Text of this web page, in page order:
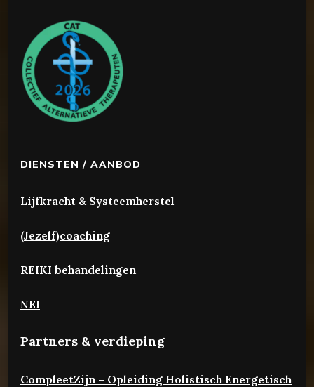
DIENSTEN / AANBOD
Lijfkracht & Systeemherstel
(Jezelf)coaching
REIKI behandelingen
NEI
Partners & verdieping
CompleetZijn – Opleiding Holistisch Energetisch